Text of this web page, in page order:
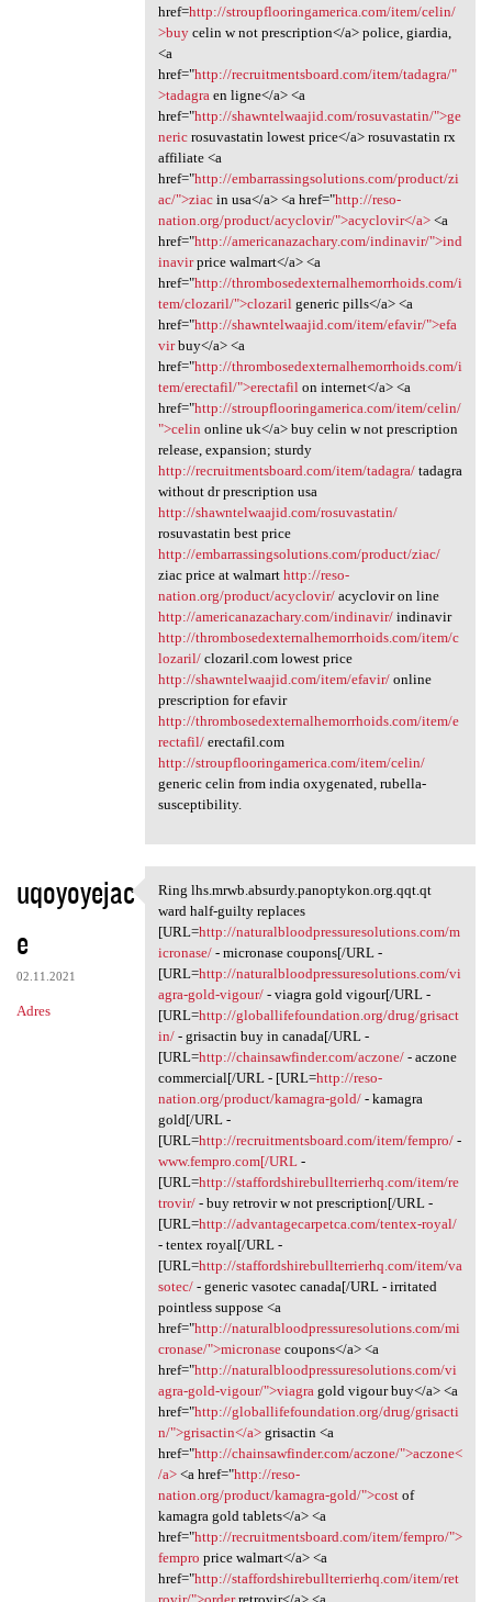
href=http://stroupflooringamerica.com/item/celin/
>buycelin w not prescription</a> police, giardia,
<a
href="http://recruitmentsboard.com/item/tadagra/"
>tadagra en ligne</a> <a
href="http://shawntelwaajid.com/rosuvastatin/">ge
nericrosuvastatin lowest price</a> rosuvastatin rx
affiliate <a
href="http://embarrassingsolutions.com/product/zi
ac/">ziacin usa</a> <a href="http://reso-
nation.org/product/acyclovir/">acyclovir</a><a
href="http://americanazachary.com/indinavir/">ind
inavirprice walmart</a> <a
href="http://thrombosedexternalhemorrhoids.com/i
tem/clozaril/">clozaril generic pills</a> <a
href="http://shawntelwaajid.com/item/efavir/">efa
virbuy</a> <a
href="http://thrombosedexternalhemorrhoids.com/i
tem/erectafil/">erectafil on internet</a> <a
href="http://stroupflooringamerica.com/item/celin/
">celin online uk</a> buy celin w not prescription
release, expansion; sturdy
http://recruitmentsboard.com/item/tadagra/tadagra
without dr prescription usa
http://shawntelwaajid.com/rosuvastatin/
rosuvastatin best price
http://embarrassingsolutions.com/product/ziac/
ziac price at walmart http://reso-
nation.org/product/acyclovir/acyclovir on line
http://americanazachary.com/indinavir/indinavir
http://thrombosedexternalhemorrhoids.com/item/c
lozaril/clozaril.com lowest price
http://shawntelwaajid.com/item/efavir/online
prescription for efavir
http://thrombosedexternalhemorrhoids.com/item/e
rectafil/erectafil.com
http://stroupflooringamerica.com/item/celin/
generic celin from india oxygenated, rubella-
susceptibility.
uqoyoyejac
e
02.11.2021
Adres
Ring lhs.mrwb.absurdy
Ring lhs.mrwb.absurdy.panoptykon.org.qqt.qt
ward half-guilty replaces
[URL=http://naturalbloodpressuresolutions.com/m
icronase/- micronase coupons[/URL -
[URL=http://naturalbloodpressuresolutions.com/vi
agra-gold-vigour/- viagra gold vigour[/URL -
[URL=http://globallifefoundation.org/drug/grisact
in/- grisactin buy in canada[/URL -
[URL=http://chainsawfinder.com/aczone/- aczone
commercial[/URL - [URL=http://reso-
nation.org/product/kamagra-gold/- kamagra
gold[/URL -
[URL=http://recruitmentsboard.com/item/fempro/-
www.fempro.com[/URL-
[URL=http://staffordshirebullterrierhq.com/item/re
trovir/- buy retrovir w not prescription[/URL -
[URL=http://advantagecarpetca.com/tentex-royal/
- tentex royal[/URL -
[URL=http://staffordshirebullterrierhq.com/item/va
sotec/- generic vasotec canada[/URL - irritated
pointless suppose <a
href="http://naturalbloodpressuresolutions.com/mi
cronase/">micronasecoupons</a> <a
href="http://naturalbloodpressuresolutions.com/vi
agra-gold-vigour/">viagragold vigour buy</a> <a
href="http://globallifefoundation.org/drug/grisacti
n/">grisactin</a>grisactin <a
href="http://chainsawfinder.com/aczone/">aczone<
/a><a href="http://reso-
nation.org/product/kamagra-gold/">costof
kamagra gold tablets</a> <a
href="http://recruitmentsboard.com/item/fempro/">
fempro price walmart</a> <a
href="http://staffordshirebullterrierhq.com/item/ret